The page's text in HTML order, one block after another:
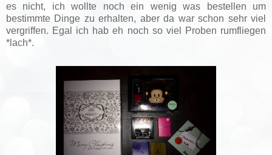
es nicht, ich wollte noch ein wenig was bestellen um
bestimmte Dinge zu erhalten, aber da war schon sehr viel
vergriffen. Egal ich hab eh noch so viel Proben rumfliegen
*lach*.